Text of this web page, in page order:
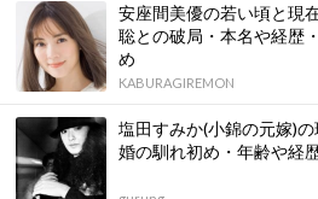
安座間美優の若い頃と現
聡との破局・本名や経歴
め
KABURAGIREMON
塩田すみか(小錦の元嫁)
婚の馴れ初め・年齢や経